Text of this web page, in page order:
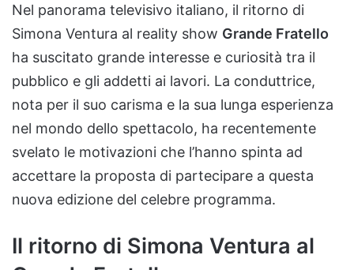
Nel panorama televisivo italiano, il ritorno di
Simona Ventura al reality show Grande Fratello
ha suscitato grande interesse e curiosità tra il
pubblico e gli addetti ai lavori. La conduttrice,
nota per il suo carisma e la sua lunga esperienza
nel mondo dello spettacolo, ha recentemente
svelato le motivazioni che l’hanno spinta ad
accettare la proposta di partecipare a questa
nuova edizione del celebre programma.
Il ritorno di Simona Ventura al